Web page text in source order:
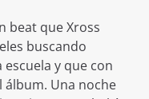
beat que Xross
buscando
y que con
álbum. Una noche